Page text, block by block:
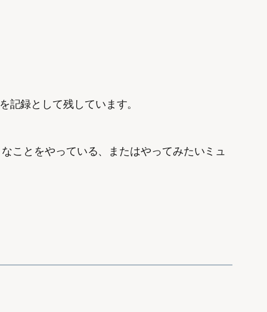
記録として残しています。
ことをやっている、またはやってみたいミュ